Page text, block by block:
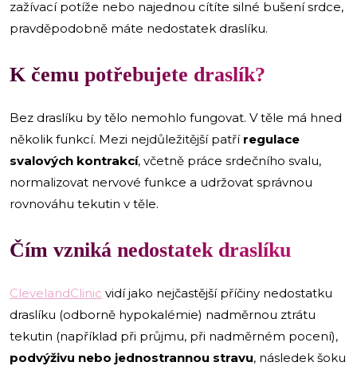
zažívací potíže nebo najednou cítíte silné bušení srdce,
pravděpodobně máte nedostatek draslíku.
K čemu potřebujete draslík?
Bez draslíku by tělo nemohlo fungovat. V těle má hned
několik funkcí. Mezi nejdůležitější patří regulace
svalových kontrakcí, včetně práce srdečního svalu,
normalizovat nervové funkce a udržovat správnou
rovnováhu tekutin v těle.
Čím vzniká nedostatek draslíku
ClevelandClinic vidí jako nejčastější příčiny nedostatku
draslíku (odborně hypokalémie) nadměrnou ztrátu
tekutin (například při průjmu, při nadměrném pocení),
podvýživu nebo jednostrannou stravu, následek šoku